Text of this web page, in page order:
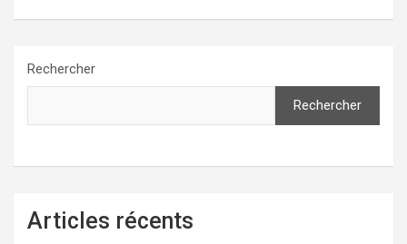
Rechercher
Rechercher
Articles récents